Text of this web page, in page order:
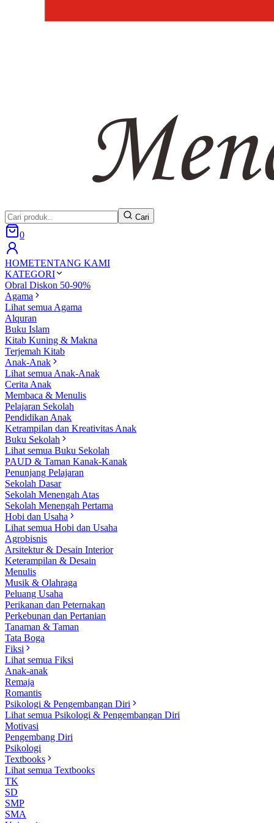
Cari
0
HOMETENTANG KAMI
KATEGORI
Obral Diskon 50-90%
Agama
Lihat semua Agama
Alquran
Buku Islam
Kitab Kuning & Makna
Terjemah Kitab
Anak-Anak
Lihat semua Anak-Anak
Cerita Anak
Membaca & Menulis
Pelajaran Sekolah
Pendidikan Anak
Ketrampilan dan Kreativitas Anak
Buku Sekolah
Lihat semua Buku Sekolah
PAUD & Taman Kanak-Kanak
Penunjang Pelajaran
Sekolah Dasar
Sekolah Menengah Atas
Sekolah Menengah Pertama
Hobi dan Usaha
Lihat semua Hobi dan Usaha
Agrobisnis
Arsitektur & Desain Interior
Keterampilan & Desain
Menulis
Musik & Olahraga
Peluang Usaha
Perikanan dan Peternakan
Perkebunan dan Pertanian
Tanaman & Taman
Tata Boga
Fiksi
Lihat semua Fiksi
Anak-anak
Remaja
Romantis
Psikologi & Pengembangan Diri
Lihat semua Psikologi & Pengembangan Diri
Motivasi
Pengembang Diri
Psikologi
Textbooks
Lihat semua Textbooks
TK
SD
SMP
SMA